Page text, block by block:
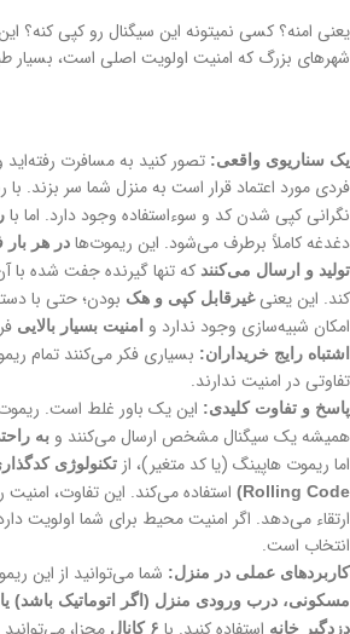
یعنی امنه؟ کسی نمیتونه این سیگنال رو کپی
شهرهای بزرگ که امنیت اولویت اصلی است،
یک سناریوی واقعی: تصور کنید به مسافرت رفته‌اید
فردی مورد اعتماد قرار است به منزل شما سر بزند.
نگرانی کپی شدن کد و سوءاستفاده وجود دارد. اما با
دغدغه کاملاً برطرف می‌شود. این ریموت‌ها در هر
تولید و ارسال می‌کنند که تنها گیرنده جفت شده با
کند. این یعنیغیرقابل کپی و هک بودن؛ حتی با
امکان شبیه‌سازی وجود ندارد و
امنیت بسیار بالایی
اشتباه رایج خریداران: بسیاری فکر می‌کنند تمام
تفاوتی در امنیت ندارند.
پاسخ و تفاوت کلیدی: این یک باور غلط است.
همیشه یک سیگنال مشخص ارسال می‌کنند و به
اما ریموت هاپینگ (یا کد متغیر)، از
Rolling Code)
استفاده می‌کند. این تفاوت، امنیت
ارتقاء می‌دهد. اگر امنیت محیط برای شما اولویت
انتخاب است.
کاربردهای عملی در منزل: شما می‌توانید از این
مسکونی، درب ورودی منزل (اگر اتوماتیک باشد)
دزدگیر خانه
۶ کانال